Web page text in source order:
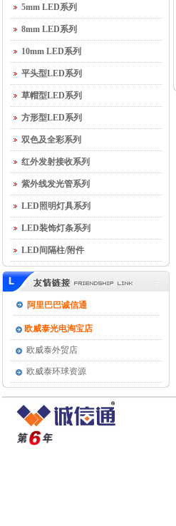
巴平台,欢迎新老客户关注...
2011-4-29 欧威泰光电第一片LED
P10单红单元板下线了...
2011-11-5 公司成功出货100KK
LED植物补光灯珠(蓝(470nm)/红
(630nm)...
2013-5-18 公司在深圳华南城国际
电子交易中心建立销售门店...
2021-9-2 产品跟新最新固金机...
5mm LED系列
8mm LED系列
10mm LED系列
平头型LED系列
草帽型LED系列
方形型LED系列
双色及全彩系列
红外发射接收系列
紫外线发光管系列
LED照明灯具系列
LED装饰灯条系列
LED间隔柱/附件
阿里巴巴诚信通
欧威泰光电淘宝店
欧威泰外贸店
欧威泰环球资源